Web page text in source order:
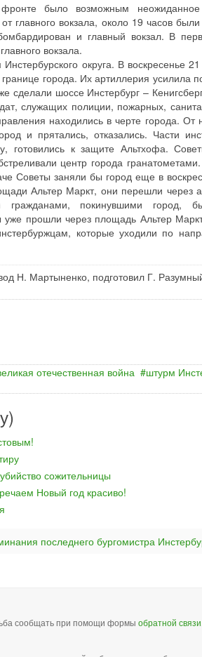
было возможным
главного вокзала, около 19 часов
и главный вокзал. В
вокзала.
округа. В воскресенье
города. Их артиллерия усилила
сделали шоссе Инстербург –
служащих полиции, пожарных,
находились в черте города. От
и прятались, отказались. Части
к защите Альтхофа.
центр города
Советы заняли бы город еще в
Альтер Маркт, они перешли через
гражданами, покинувшими город,
прошли через площадь Альтер
которые уходили по
Н. Мартыненко, подготовил Г.
отечественная война штурм
сожительницы
Новый год красиво!
последнего бургомистра
сообщать при помощи формы обратной связи